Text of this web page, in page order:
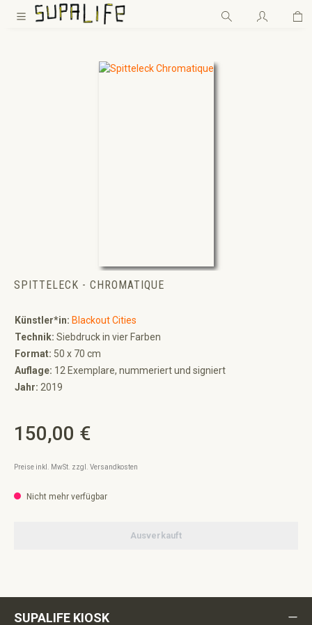
Zum Hauptinhalt springen
SPITTELECK - CHROMATIQUE
Künstler*in: Blackout Cities
Technik: Siebdruck in vier Farben
Format: 50 x 70 cm
Auflage: 12 Exemplare, nummeriert und signiert
Jahr: 2019
Regulärer Preis:
150,00 €
Preise inkl. MwSt. zzgl. Versandkosten
Nicht mehr verfügbar
Ausverkauft
SUPALIFE KIOSK